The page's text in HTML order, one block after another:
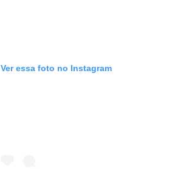
Ver essa foto no Instagram